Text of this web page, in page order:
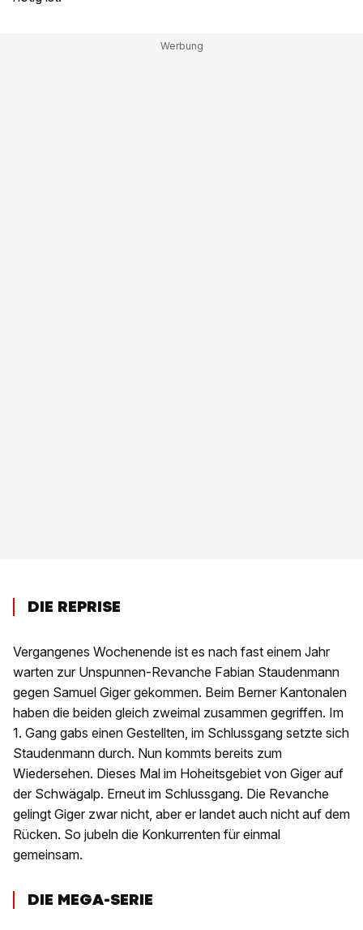
DIE REPRISE
Vergangenes Wochenende ist es nach fast einem Jahr
warten zur Unspunnen-Revanche Fabian Staudenmann
gegen Samuel Giger gekommen. Beim Berner Kantonalen
haben die beiden gleich zweimal zusammen gegriffen. Im
1. Gang gabs einen Gestellten, im Schlussgang setzte sich
Staudenmann durch. Nun kommts bereits zum
Wiedersehen. Dieses Mal im Hoheitsgebiet von Giger auf
der Schwägalp. Erneut im Schlussgang. Die Revanche
gelingt Giger zwar nicht, aber er landet auch nicht auf dem
Rücken. So jubeln die Konkurrenten für einmal
gemeinsam.
DIE MEGA-SERIE